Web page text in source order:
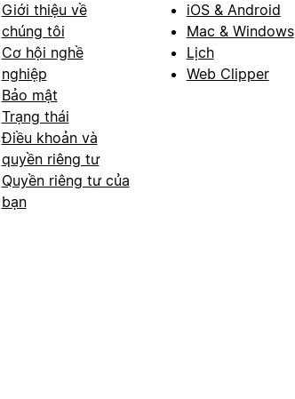
Giới thiệu về
chúng tôi
Cơ hội nghề
nghiệp
Bảo mật
Trạng thái
Điều khoản và
quyền riêng tư
Quyền riêng tư của
bạn
iOS & Android
Mac & Windows
Lịch
Web Clipper